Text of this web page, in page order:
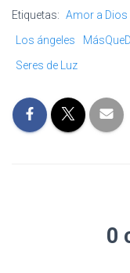
Etiquetas: Amor a Dios
Los ángeles
Seres de Luz
0